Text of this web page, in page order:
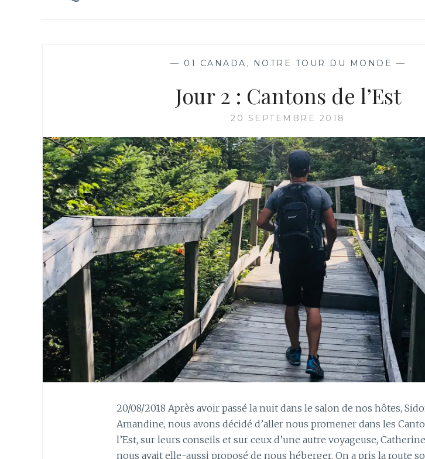
— 01 CANADA , NOTRE TOUR DU MONDE —
Jour 2 : Cantons de l’Est
20 SEPTEMBRE 2018
20/08/2018 Après avoir passé la nuit dans le salon de nos hôtes,
Amandine, nous avons décidé d’aller nous promener dans les
l’Est, sur leurs conseils et sur ceux d’une autre voyageuse,
nous avait elle-aussi proposé de nous héberger. On a pris la route